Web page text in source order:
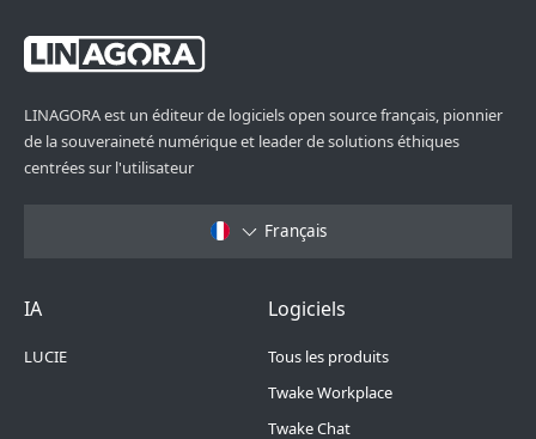
LINAGORA est un éditeur de logiciels open source français, pionnier
de la souveraineté numérique et leader de solutions éthiques
centrées sur l'utilisateur
Français
Footer Menu 6
IA
LUCIE
Footer Menu 1
Logiciels
Tous les produits
Twake Workplace
Twake Chat